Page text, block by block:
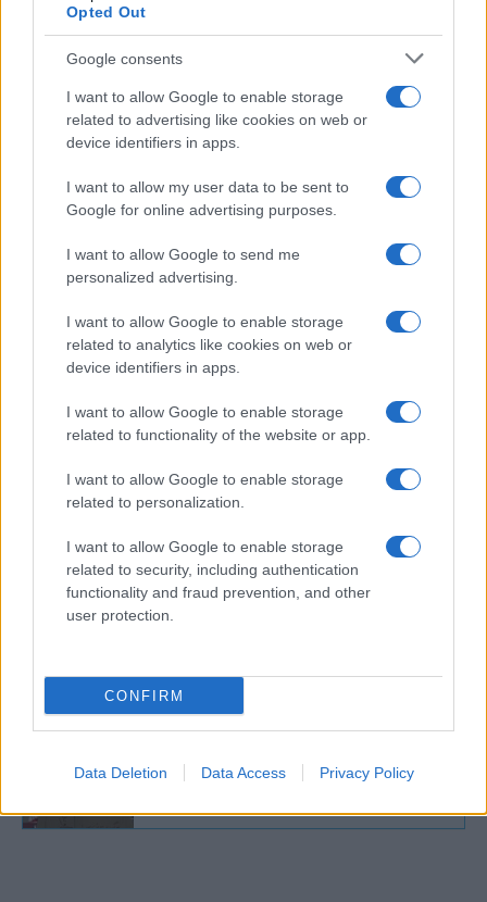
Opted Out
Google consents
I want to allow Google to enable storage
related to advertising like cookies on web or
device identifiers in apps.
I want to allow my user data to be sent to
Google for online advertising purposes.
I want to allow Google to send me
personalized advertising.
I want to allow Google to enable storage
related to analytics like cookies on web or
device identifiers in apps.
I want to allow Google to enable storage
related to functionality of the website or app.
I want to allow Google to enable storage
related to personalization.
I want to allow Google to enable storage
related to security, including authentication
functionality and fraud prevention, and other
user protection.
CONFIRM
Data Deletion Data Access Privacy Policy
vagyunk”
– mondta.
A közelmúltbeli háborúra utalva hozzátette:
„Alaposan megvertük Iránt.” Majd így
folytatta: „Nagyon szeretnének megállapodni.
Szinte könyörögnek érte.” Eközben az iráni
fegyveres erők közös főparancsnokságának,
a Hatam al-Anbija parancsnoka, Ali Abdollahi
pénteki közleményében figyelmeztette
Izraelt és az Egyesült Államokat, hogy a
temetési rendezvények idején ne kövessenek
el „semmilyen téves számítást”.
Hangsúlyozta: bármilyen támadás esetén Irán
„kemény és súlyos következményekkel járó
választ” adna.
Modzstaba meleg? A CIA szerint
homoszexuális lehet az új iráni
alkalmatlannak tartotta a fiát az
utódlásra